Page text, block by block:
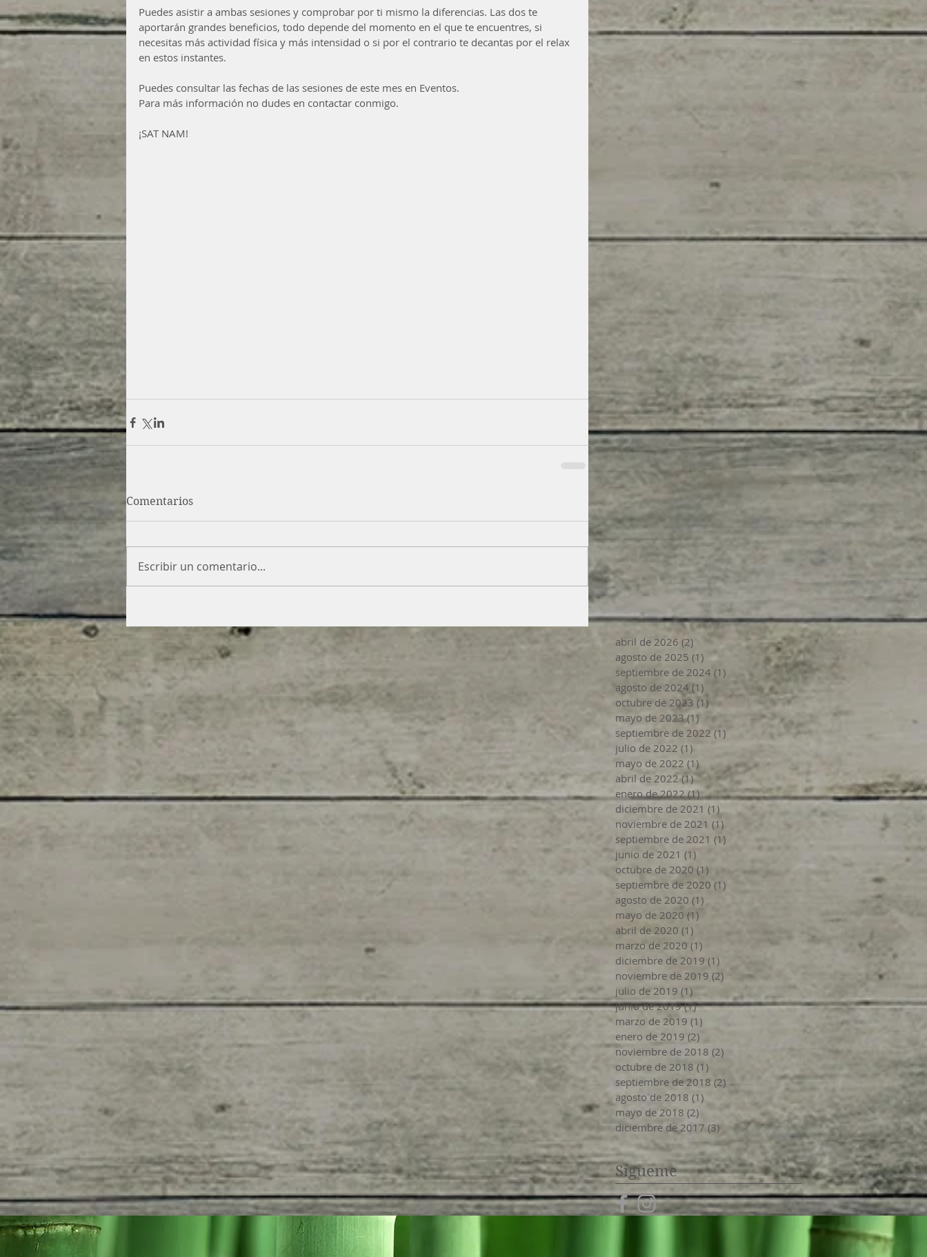
Puedes asistir a ambas sesiones y comprobar por ti mismo la diferencias. Las dos te
aportarán grandes beneficios, todo depende del momento en el que te encuentres, si
necesitas más actividad física y más intensidad o si por el contrario te decantas por el relax
en estos instantes.
Puedes consultar las fechas de las sesiones de este mes en Eventos.
Para más información no dudes en contactar conmigo.
¡SAT NAM!
Comentarios
Escribir un comentario...
abril de 2026 (2) 2 entradas
agosto de 2025 (1) 1 entrada
septiembre de 2024 (1) 1 entrada
agosto de 2024 (1)
octubre de 2023 (1)1 entrada
mayo de 2023 (1)1 entrada
septiembre de 2022 (1)
julio de 2022 (1)
mayo de 2022 (1) 1 entrada
abril de 2022 (1)1 entrada
enero de 2022 (1)1 entrada
diciembre de 2021 (1)
noviembre de 2021 (1)
septiembre de 2021 (1) 1 entrada
junio de 2021 (1)
octubre de 2020 (1) 1 entrada
septiembre de 2020 (1)
agosto de 2020 (1)
mayo de 2020 (1)
abril de 2020 (1)
marzo de 2020 (1)
diciembre de 2019 (1)
noviembre de 2019 (2) 2 entradas
julio de 2019 (1) 1 entrada
junio de 2019 (1)1 entrada
marzo de 2019 (1) 1 entrada
enero de 2019 (2)
noviembre de 2018 (2)
octubre de 2018 (1)
septiembre de 2018 (2) 2 entradas
agosto de 2018 (1) 1 entrada
mayo de 2018 (2) 2 entradas
diciembre de 2017 (3)3 entradas
​Sígueme